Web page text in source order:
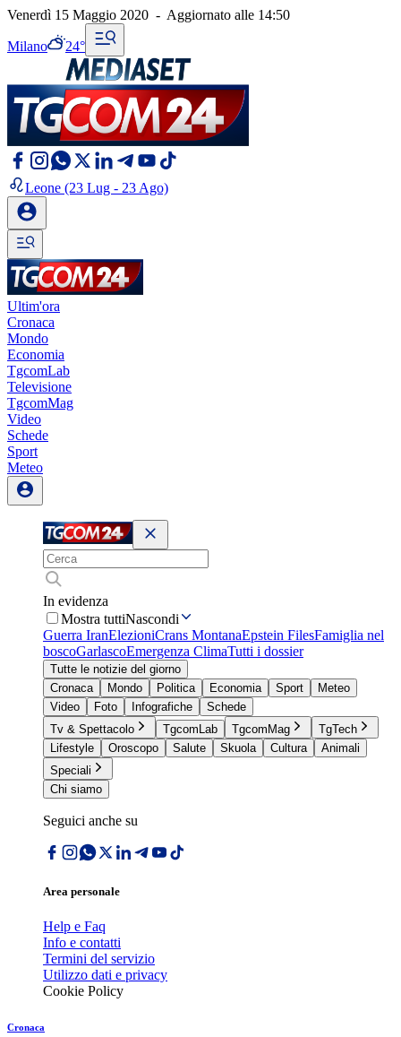
Venerdì 15 Maggio 2020 - Aggiornato alle 14:50
Milano 24°
Leone (23 Lug - 23 Ago)
Ultim'ora
Cronaca
Mondo
Economia
TgcomLab
Televisione
TgcomMag
Video
Schede
Sport
Meteo
In evidenza
Mostra tuttiNascondi
Guerra IranElezioniCrans MontanaEpstein FilesFamiglia nel
boscoGarlascoEmergenza ClimaTutti i dossier
Tutte le notizie del giorno
Cronaca
Mondo Politica Economia Sport
Meteo
Video
Foto Infografiche
Schede
Tv & Spettacolo
TgcomLab TgcomMag
TgTech
Lifestyle
Oroscopo Salute Skuola Cultura
Animali
Speciali
Chi siamo
Seguici anche su
Area personale
Help e Faq
Info e contatti
Termini del servizio
Utilizzo dati e privacy
Cookie Policy
Cronaca